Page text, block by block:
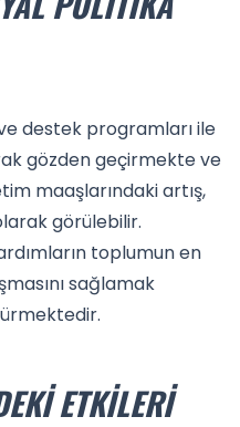
destek programları ile
gözden geçirmekte ve
maaşlarındaki artış,
görülebilir.
toplumun en
sağlamak
ETKILERI